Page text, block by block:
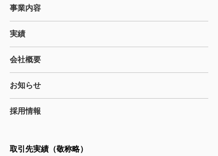
事業内容
実績
会社概要
お知らせ
採用情報
取引先実績（敬称略）